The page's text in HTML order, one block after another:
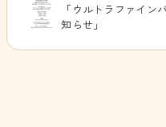
「ウルトラファイ
知らせ」